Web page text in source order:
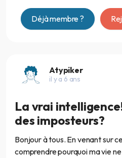
Déjà membre ?
Atypiker
il y a 6 ans
La vrai
des imposteurs?
Bonjour à tous. En venant sur
comprendre pourquoi ma vie